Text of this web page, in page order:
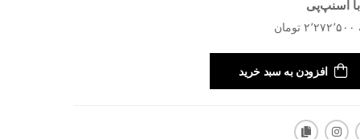
اسنپ‌پی
افزودن به سبد خرید